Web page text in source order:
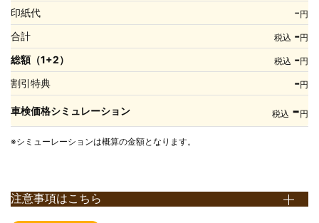
印紙代 -円
合計 税込 -円
総額（1+2） 税込 -円
割引特典 -円
車検価格シミュレーション 税込 -円
※シミューレーションは概算の金額となります。
注意事項はこちら